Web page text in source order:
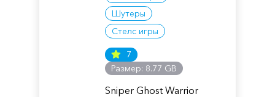
Шутеры
Стелс игры
7
Размер: 8.77 GB
Sniper Ghost Warrior